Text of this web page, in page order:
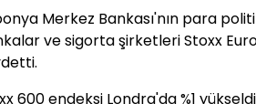
Merkez Bankası'nın para
ve sigorta şirketleri Stoxx
600 endeksi Londra'da %1